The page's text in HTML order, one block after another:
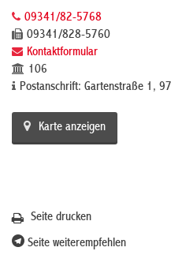
09341/82-5768
09341/828-5760
Kontaktformular
106
Postanschrift: Gartenstraße 1,
Karte anzeigen
Seite drucken
Seite weiterempfehlen